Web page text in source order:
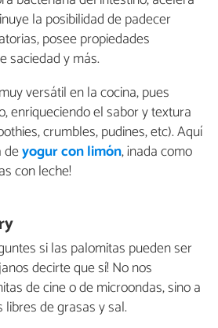
la posibilidad de padecer
posee propiedades
saciedad y más.
versátil en la cocina, pues
enriqueciendo el sabor y textura
crumbles, pudines, etc). Aquí
deyogur con limón, ¡nada como
con leche!
si las palomitas pueden ser
decirte que sí! No nos
de cine o de microondas, sino a
de grasas y sal.